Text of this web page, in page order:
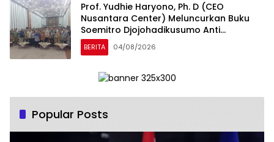
Prof. Yudhie Haryono, Ph. D (CEO
Nusantara Center) Meluncurkan Buku
Soemitro Djojohadikusumo Anti
Penjajahan yang dirangkaikan dengan
Simposium Nasional bertema “Urgensi
Nasional dan Kesejahteraan Sosial
Emas 2045”
BERITA 04/08/2026
Popular Posts